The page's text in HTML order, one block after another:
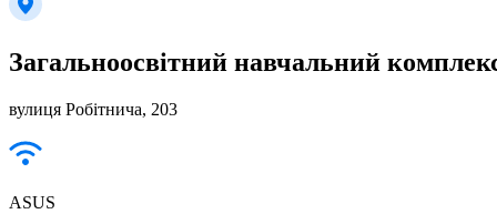
Загальноосвiтний навчальний
вулиця Робітнича, 203
ASUS